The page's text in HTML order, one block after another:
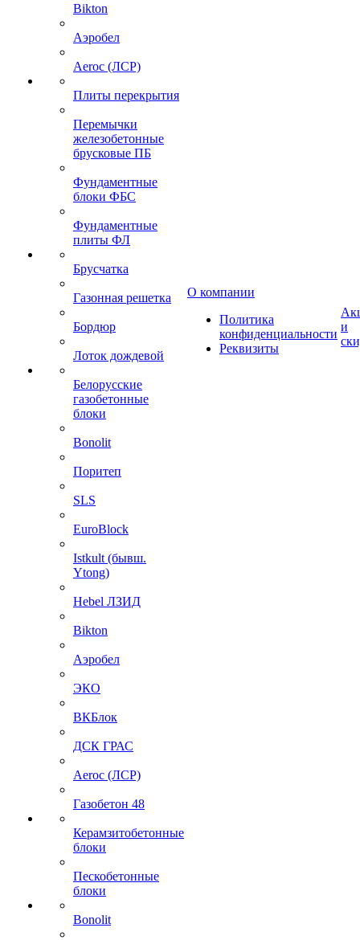
Bikton
Аэробел
Aeroc (ЛСР)
Плиты перекрытия
Перемычки
железобетонные
брусковые ПБ
Фундаментные
блоки ФБС
Фундаментные
плиты ФЛ
Брусчатка
Газонная решетка
Бордюр
Лоток дождевой
Белорусские
газобетонные
блоки
Bonolit
Поритеп
SLS
EuroBlock
Istkult (бывш.
Ytong)
Hebel ЛЗИД
Bikton
Аэробел
ЭКО
ВКБлок
ДСК ГРАС
Aeroc (ЛСР)
Газобетон 48
Керамзитобетонные
блоки
Пескобетонные
блоки
Bonolit
О компании
Политика
конфиденциальности
Реквизиты
и